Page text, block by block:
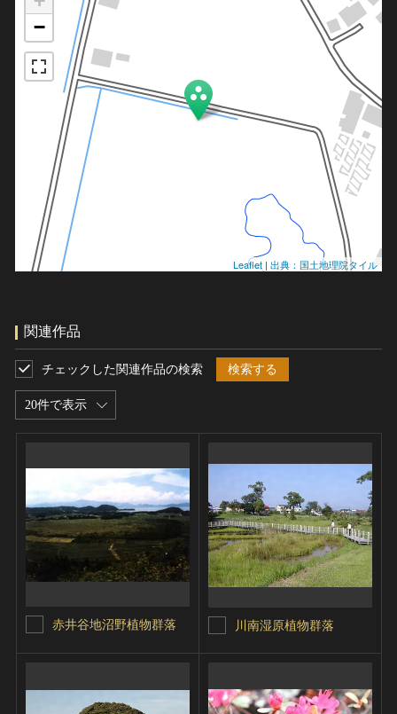
−
Leaflet | 出典：国土地理院タイル
関連作品
20件で表示
チェックした関連作品の検索 検索する
赤井谷地沼野植物群落 川南湿原植物群落